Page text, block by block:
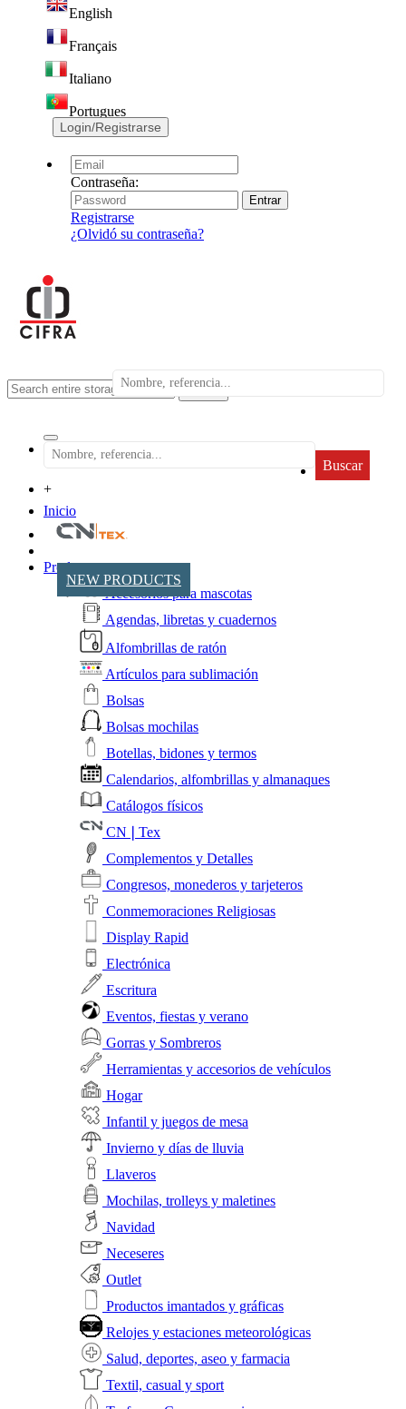
English
Français
Italiano
Portugues
Login/Registrarse
Contraseña:
Registrarse
¿Olvidó su contraseña?
search
Buscar
+
Inicio
NEW PRODUCTS
Productos
Accesorios para mascotas
Agendas, libretas y cuadernos
Alfombrillas de ratón
Artículos para sublimación
Bolsas
Bolsas mochilas
Botellas, bidones y termos
Calendarios, alfombrillas y almanaques
Catálogos físicos
CN❘Tex
Complementos y Detalles
Congresos, monederos y tarjeteros
Conmemoraciones Religiosas
Display Rapid
Electrónica
Escritura
Eventos, fiestas y verano
Gorras y Sombreros
Herramientas y accesorios de vehículos
Hogar
Infantil y juegos de mesa
Invierno y días de lluvia
Llaveros
Mochilas, trolleys y maletines
Navidad
Neceseres
Outlet
Productos imantados y gráficas
Relojes y estaciones meteorológicas
Salud, deportes, aseo y farmacia
Textil, casual y sport